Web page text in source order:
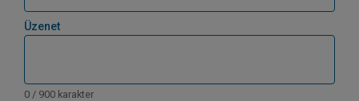
Üzenet
0 / 900 karakter